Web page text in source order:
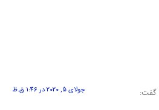
گفت: جولای 5, 2020 در 1:46 ق.ظ